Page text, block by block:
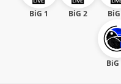
BiG 1 BiG 2
BiG